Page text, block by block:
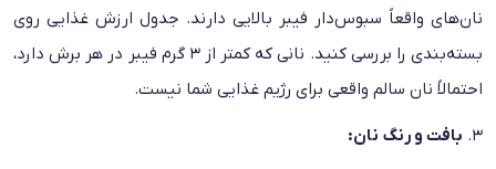
نان‌های واقعاً سبوس‌دار فیبر بالایی دارند. جدول ارزش غذایی روی
بسته‌بندی را بررسی کنید. نانی که کمتر از ۳ گرم فیبر در هر برش دارد،
احتمالاً نان سالم واقعی برای رژیم غذایی شما نیست.
۳. بافت و رنگ نان: